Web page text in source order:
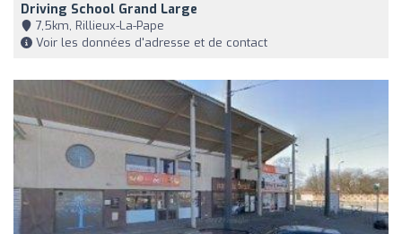
Driving School Grand Large
7,5km, Rillieux-La-Pape
Voir les données d'adresse et de contact